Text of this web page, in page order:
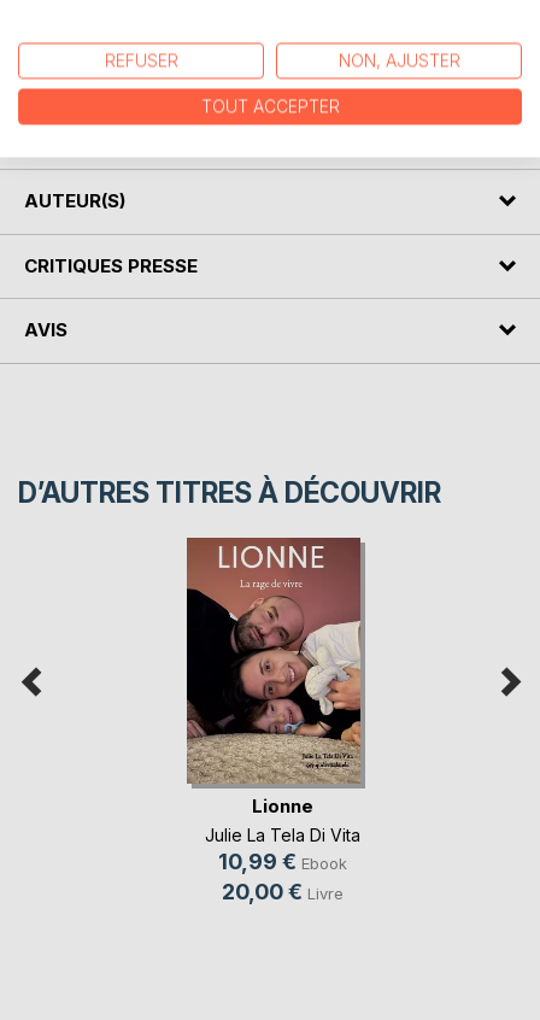
Ce livre rédigé à la fin du XIXe siècle retrace l'histoire de la
Lorraine depuis le Moyen-Age jusqu'à l'annexion de la
Moselle par l'Allemagne en 1871. Cet ouvrage comporte de
nombreuses gravures qui illustrent parfaitement le texte.
AUTEUR(S)
CRITIQUES PRESSE
AVIS
D’AUTRES TITRES À DÉCOUVRIR
Lionne
Julie La Tela Di Vita
10,99 € Ebook
20,00 € Livre
REFUSER NON, AJUSTER
TOUT ACCEPTER